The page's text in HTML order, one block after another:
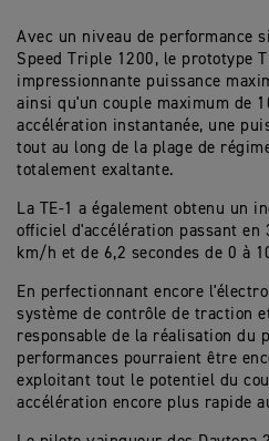
Avec un niveau de performance
Speed Triple 1200, le prototype
impressionnante puissance
ainsi qu'un couple maximum de
accélération instantanée, une
tout au long de la plage de
totalement exaltante.
La TE-1 a également obtenu un
officiel d'accélération passant en
km/h et de 6,2 secondes de 0 à
En perfectionnant encore
système de contrôle de traction
responsable de la réalisation du
performances pourraient être
exploitant tout le potentiel du
accélération encore plus rapide